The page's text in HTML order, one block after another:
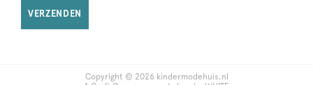
VERZENDEN
Copyright © 2026 kindermodehuis.nl